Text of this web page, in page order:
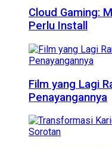
Cloud Gaming:
Perlu Install
Film yang Lagi
Penayangannya